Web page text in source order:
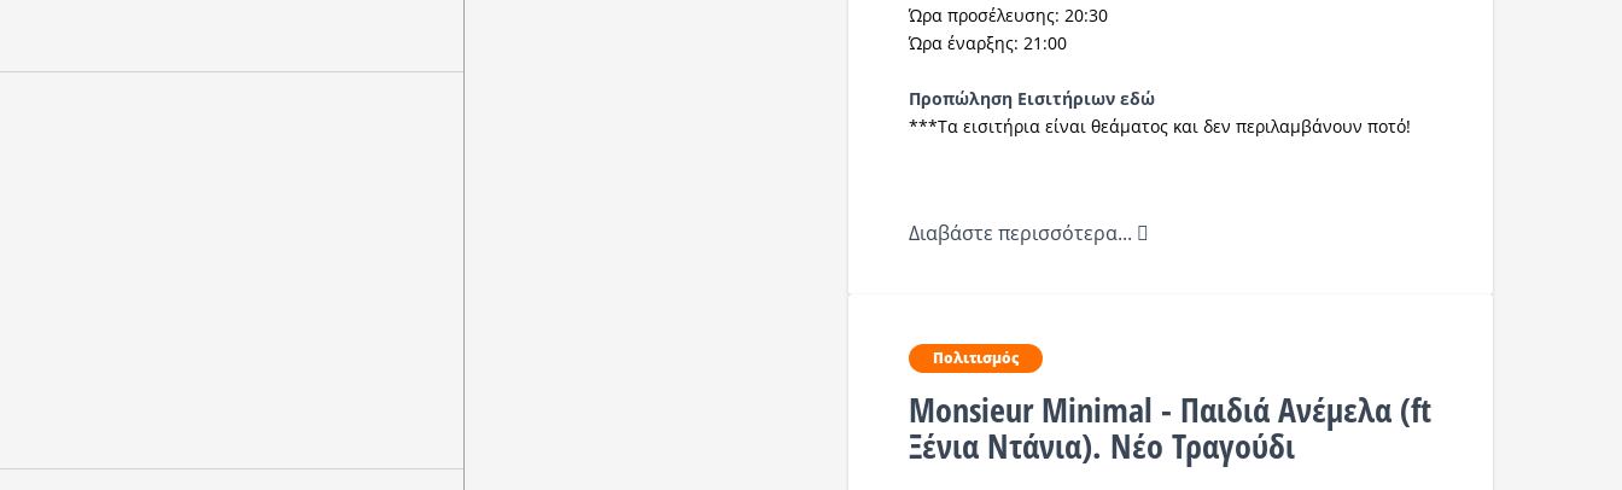
Ώρα προσέλευσης: 20:30
Ώρα έναρξης: 21:00
Προπώληση Εισιτήριων εδώ
***Τα εισιτήρια είναι θεάματος και δεν περιλαμβάνουν ποτό!
Διαβάστε περισσότερα...
Πολιτισμός
Monsieur Minimal - Παιδιά Ανέμελα (ft
Ξένια Ντάνια). Νέο Τραγούδι